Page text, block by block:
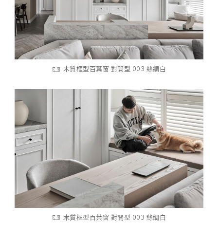
木質框型百葉窗 對開型 003 絲綢白
木質框型百葉窗 對開型 003 絲綢白